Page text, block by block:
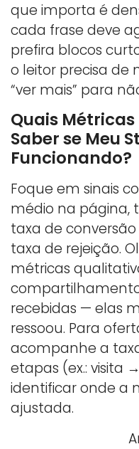
que importa é
cada frase deve
prefira blocos
o leitor precisa de
“ver mais” para
Quais
Saber se Meu
Funcionando?
Foque em sinais
médio na página,
taxa de
taxa de rejeição.
métricas
recebidas — elas
ressoou. Para
acompanhe a
etapas (ex.: visita
identificar onde a
ajustada.